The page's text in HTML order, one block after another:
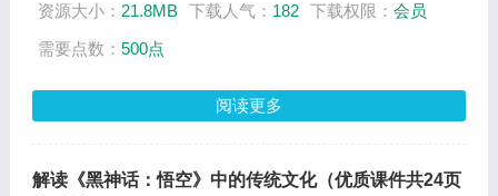
资源大小： 21.8MB 下载人气： 182 下载权限： 会员
需要点数： 500点
阅读更多
解读《黑神话：悟空》中的传统文化（优质课件共24页